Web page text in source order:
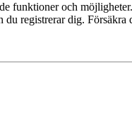
funktioner och
registrerar dig.